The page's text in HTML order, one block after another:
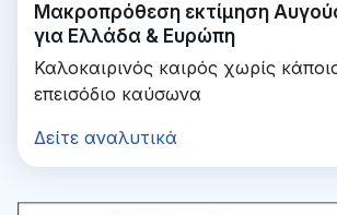
Μακροπρόθεση εκτίμηση
για Ελλάδα & Ευρώπη
Καλοκαιρινός καιρός χωρίς
επεισόδιο καύσωνα
Δείτε αναλυτικά